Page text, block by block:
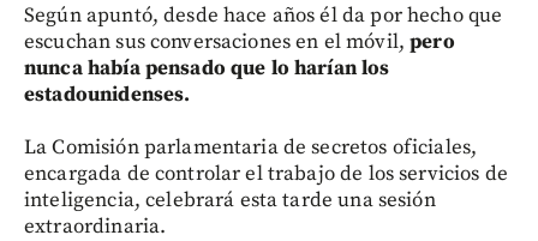
Según apuntó, desde hace años él da por hecho que
escuchan sus conversaciones en el móvil,pero
nunca había pensado que lo harían los
estadounidenses.
La Comisión parlamentaria de secretos oficiales,
encargada de controlar el trabajo de los servicios de
inteligencia, celebrará esta tarde una sesión
extraordinaria.